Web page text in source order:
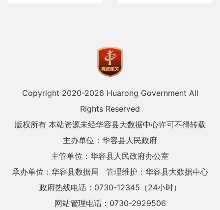
Copyright 2020-2026 Huarong Government All
Rights Reserved
版权所有 本站资源未经华容县大数据中心许可不得转载
主办单位：华容县人民政府
主管单位：华容县人民政府办公室
承办单位：华容县数据局
管理维护：华容县大数据中心
政府热线电话：0730-12345（24小时）
网站管理电话：0730-2929506